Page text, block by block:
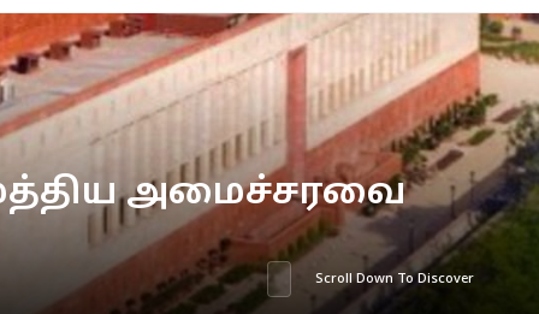
மத்திய அமைச்சரவை
Scroll Down To Discover